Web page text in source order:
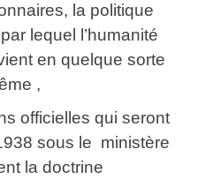
la politique
lequel l’humanité
en quelque sorte
,
officielles qui seront
sous le ministère
la doctrine